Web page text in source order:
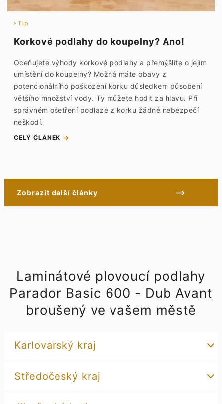
Tip
Korkové podlahy do koupelny? Ano!
Oceňujete výhody korkové podlahy a přemýšlíte o jejím
umístění do koupelny? Možná máte obavy z
potencionálního poškození korku důsledkem působení
většího množství vody. Ty můžete hodit za hlavu. Při
správném ošetření podlaze z korku žádné nebezpečí
neškodí.
CELÝ ČLÁNEK
Zobrazit další články
Laminátové plovoucí podlahy
Parador Basic 600 - Dub Avant
broušený ve vašem městě
Karlovarský kraj
Středočeský kraj